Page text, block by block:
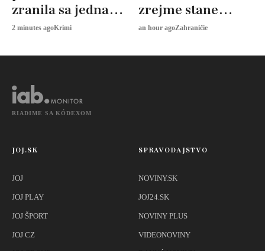
zranila sa jedna
osoba
2 minutes agoKrimi
zrejme stane
András Baka.
bojkotuje
an hour agoZahraničie
RIADIME SA KÓDEXOM
JOJ.SK
JOJ
JOJ PLAY
JOJ ŠPORT
JOJ CZ
SPRAVODAJSTVO
NOVINY.SK
JOJ24.SK
NOVINY PLUS
VIDEONOVINY